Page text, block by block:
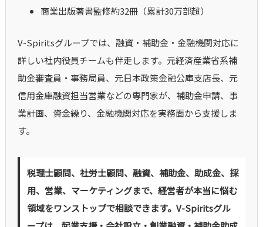
商業出版著書監修約32冊（累計30万部超）
V-Spiritsグループでは、融資・補助金・金融機関対応に
詳しい社内役員チームも伴走します。元経済産業省系補
助金審査員・事務局員、元日本政策金融公庫支店長、元
信用金庫融資担当営業などの専門家が、補助金申請、事
業計画、資金繰り、金融機関対応を実務面から支援しま
す。
税理士顧問、社労士顧問、融資、補助金、助成金、採
用、営業、マーケティングまで、経営者が本当に悩む
領域をワンストップで相談できます。V-Spiritsグル